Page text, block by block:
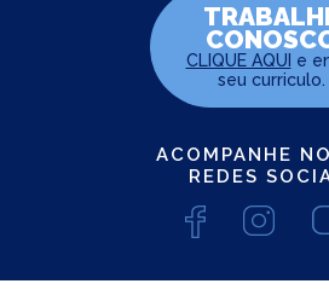
CLIQUE AQUI e
seu curriculo.
ACOMPANHE
REDES